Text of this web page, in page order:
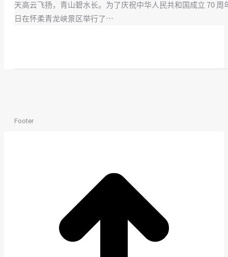
天高云飞扬，青山碧水长。为了庆祝中华人民共和国成立 70
日在怀柔青龙峡景区举行了…
Footer